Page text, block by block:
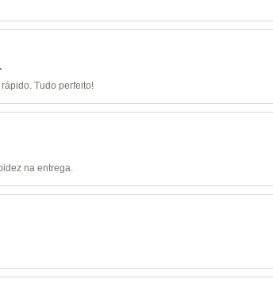
Tudo perfeito!
na entrega.